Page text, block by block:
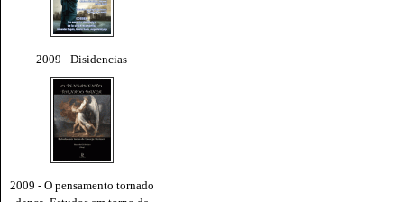
2009 - Disidencias
2009 - O pensamento tornado